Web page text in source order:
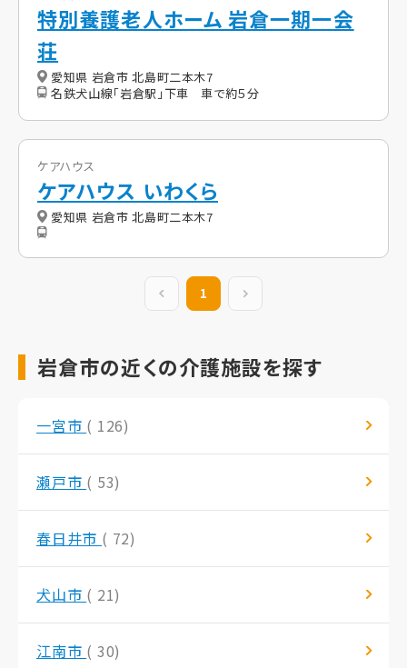
特別養護老人ホーム 岩倉一期一会
荘
愛知県 岩倉市 北島町二本木7
名鉄犬山線「岩倉駅」下車 車で約５分
ケアハウス
ケアハウス いわくら
愛知県 岩倉市 北島町二本木7
前の20件
1
岩倉市の近くの介護施設を探す
一宮市 ( 126)
瀬戸市 ( 53)
春日井市 ( 72)
犬山市 ( 21)
江南市 ( 30)